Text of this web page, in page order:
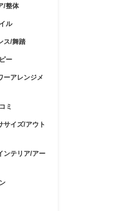
/整体
ル
ス/舞踏
ー
ーアレンジメ
ミ
サイズ/アウト
ンテリア/アー